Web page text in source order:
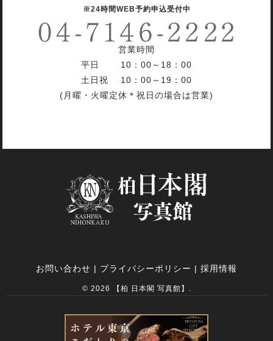
※24時間WEB予約申込受付中
営業時間
平日 10：00～18：00
土日祝 10：00～19：00
(月曜・火曜定休＊祝日の場合は営業)
お問い合わせ | プライバシーポリシー | 採用情報
© 2026 【柏 日本閣 写真館】.